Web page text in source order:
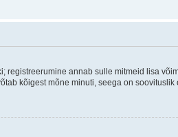
registreerumine annab sulle mitmeid lisa
kõigest mõne minuti, seega on soovituslik